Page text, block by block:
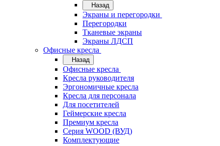
Назад
Экраны и перегородки
Перегородки
Тканевые экраны
Экраны ЛДСП
Офисные кресла
Назад
Офисные кресла
Кресла руководителя
Эргономичные кресла
Кресла для персонала
Для посетителей
Геймерские кресла
Премиум кресла
Серия WOOD (ВУД)
Комплектующие